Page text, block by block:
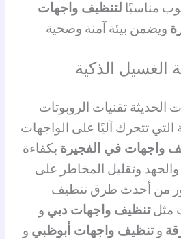
مناسبًا لتنظيف واجهات
ويضمن بيئة آمنة وصحية
الغسيل الذكية
تقنيات الروبوتات
التي تتحرك آليًا على الواجهات
واجهات في الفجيرة بكفاءة
وتقليل المخاطر على
من أحدث طرق تنظيف
مثلتنظيف واجهات دبي و
وتنظيف واجهات أبوظبي و